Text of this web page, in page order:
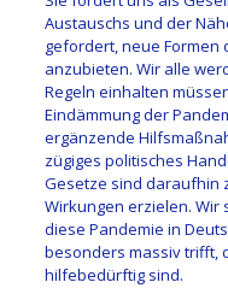
Austauschs und der
gefordert, neue Formen
anzubieten. Wir alle
Regeln einhalten
Eindämmung der
ergänzende
zügiges politisches
Gesetze sind daraufhin
Wirkungen erzielen. Wir
diese Pandemie in
besonders massiv trifft,
hilfebedürftig sind.